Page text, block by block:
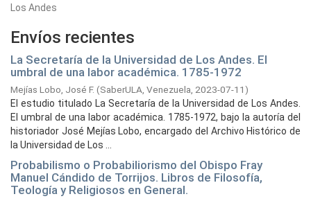
Los Andes
Envíos recientes
La Secretaría de la Universidad de Los Andes. El
umbral de una labor académica. 1785-1972
Mejías Lobo, José F. (SaberULA, Venezuela, 2023-07-11)
El estudio titulado La Secretaría de la Universidad de Los Andes.
El umbral de una labor académica. 1785-1972, bajo la autoría del
historiador José Mejías Lobo, encargado del Archivo Histórico de
la Universidad de Los ...
Probabilismo o Probabiliorismo del Obispo Fray
Manuel Cándido de Torrijos. Libros de Filosofía,
Teología y Religiosos en General.